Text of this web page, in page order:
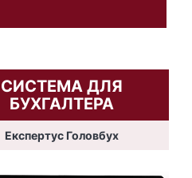
СИСТЕМА ДЛЯ
БУХГАЛТЕРА
Експертус Головбух